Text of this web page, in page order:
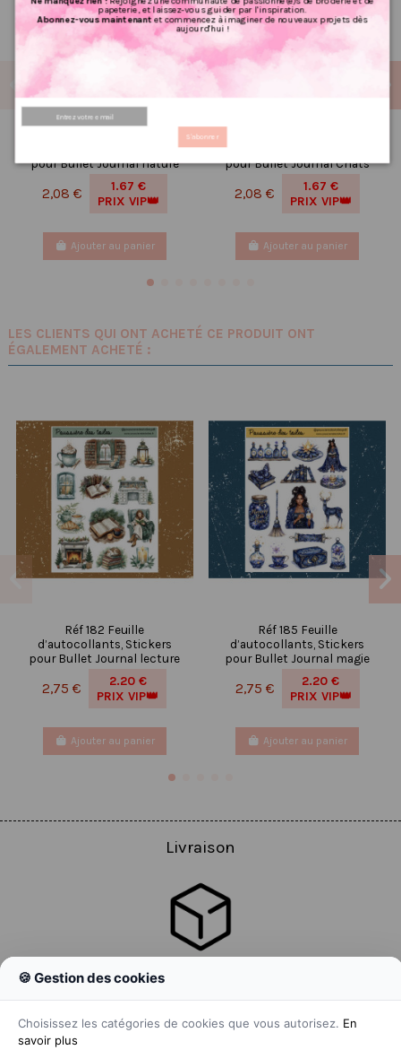
pour Bullet Journal nature
2,08 €
1.67 €
PRIX VIP👑
Ajouter au panier
pour Bullet Journal Chats
2,08 €
1.67 €
PRIX VIP👑
Ajouter au panier
LES CLIENTS QUI ONT ACHETÉ CE PRODUIT ONT
ÉGALEMENT ACHETÉ :
Réf 182 Feuille
d’autocollants, Stickers
pour Bullet Journal lecture
2,75 €
2.20 €
PRIX VIP👑
Ajouter au panier
Réf 185 Feuille
d’autocollants, Stickers
pour Bullet Journal magie
2,75 €
2.20 €
PRIX VIP👑
Ajouter au panier
Livraison
papeterie, et laissez-vous guider par l'inspiration.
Abonnez-vous maintenantet commencez à imaginer de nouveaux projets dès
aujourd'hui !
S'abonner
🍪 Gestion des cookies
Choisissez les catégories de cookies que vous autorisez. En
savoir plus